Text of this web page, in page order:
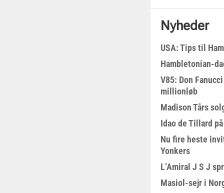
Nyheder
USA: Tips til
Hambletonian-
V85: Don
millionløb
Madison Tårs
Idao de Tillard
Nu fire heste
Yonkers
L’Amiral J S J
Masiol-sejr i